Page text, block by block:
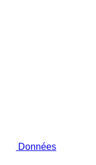
Données